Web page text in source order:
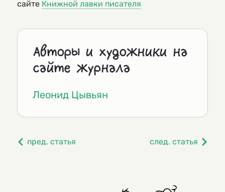
сайте Книжной лавки писателя
Авторы и художники на
сайте журнала
Леонид Цывьян
пред. статья след. статья